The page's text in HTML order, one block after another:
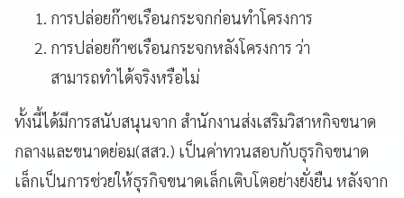
การปล่อยก๊าซเรือนกระจกก่อนทำโครงการ
การปล่อยก๊าซเรือนกระจกหลังโครงการ ว่า
สามารถทำได้จริงหรือไม่
ทั้งนี้ได้มีการสนับสนุนจาก สำนักงานส่งเสริมวิสาหกิจขนาด
กลางและขนาดย่อม(สสว.) เป็นค่าทวนสอบกับธุรกิจขนาด
เล็กเป็นการช่วยให้ธุรกิจขนาดเล็กเติบโตอย่างยั่งยืน หลังจาก